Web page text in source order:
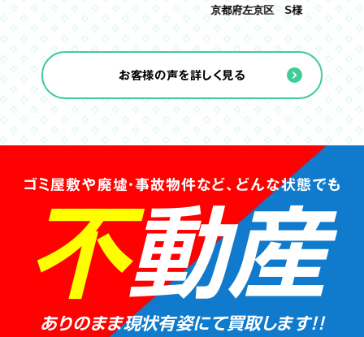
京都府左京区 S様
お客様の声を詳しく見る
不動産
ありのまま現状有姿にて買取します!!
ゴミ屋敷や廃墟・事故物件など、 どんな状態でも